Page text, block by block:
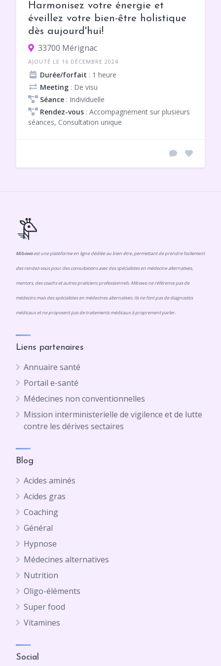
Harmonisez votre énergie et
éveillez votre bien-être holistique
dès aujourd'hui!
33700 Mérignac
AJOUTÉ LE 16 DÉCEMBRE 2024
Durée/forfait : 1 heure
Meeting : De visu
Séance : Individuelle
Rendez-vous : Accompagnement sur plusieurs
séances, Consultation unique
Mibowoest une plateforme en ligne dédiée au bien-être, permettant de prendre facilement
des rendez-vous pour des consultations avec des spécialistes en médecine alternatives,
mentors, des coachs et autres praticiens professionnels. Mibowo ne référence pas de
médecins mais des spécialistes en médecines alternatives. Ils ne font pas de diagnostics
médicaux et ne proposent pas de traitements médicaux à proprement parler.
Liens partenaires
Annuaire santé
Portail e-santé
Médecines non conventionnelles
Mission interministerielle de vigilence et de lutte
contre les dérives sectaires
Blog
Acides aminés
Acides gras
Coaching
Général
Hypnose
Médecines alternatives
Nutrition
Oligo-éléments
Super food
Vitamines
Social